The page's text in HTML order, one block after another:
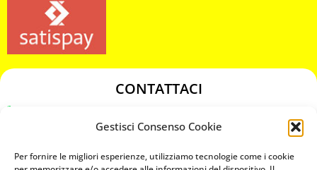
Gestisci Consenso Cookie
Per fornire le migliori esperienze, utilizziamo tecnologie come i cookie
CONTATTACI
chiavicodificate@gmail.com